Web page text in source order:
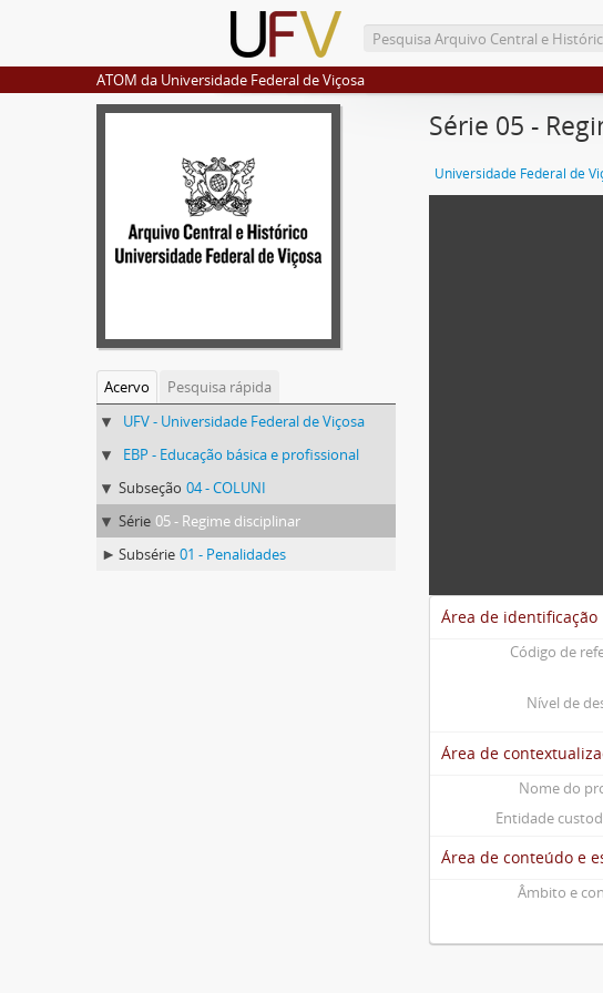
ATOM da Universidade Federal de Viçosa
Acervo
Pesquisa rápida
UFV - Universidade Federal de Viçosa
EBP - Educação básica e profissional
Subseção 04 - COLUNI
Série 05 - Regime disciplinar
Subsérie 01 - Penalidades
Série 05 -
Universidade Federal de
Área de identificação
Código de
Nível de
Área de
Nome do
Entidade
Área de conteúdo e
Âmbito e